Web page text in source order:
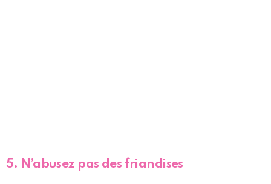
5. N’abusez pas des friandises